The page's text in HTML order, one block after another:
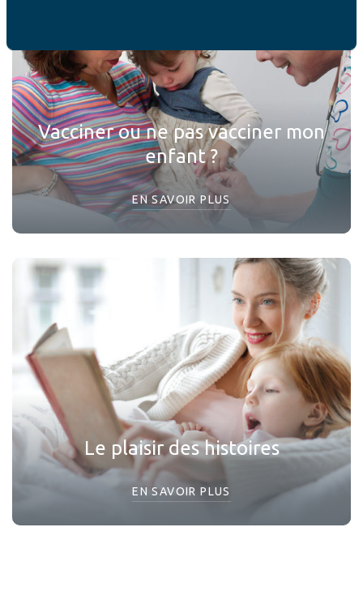
Vacciner ou ne pas vacciner mon
enfant ?
EN SAVOIR PLUS
Le plaisir des histoires
EN SAVOIR PLUS